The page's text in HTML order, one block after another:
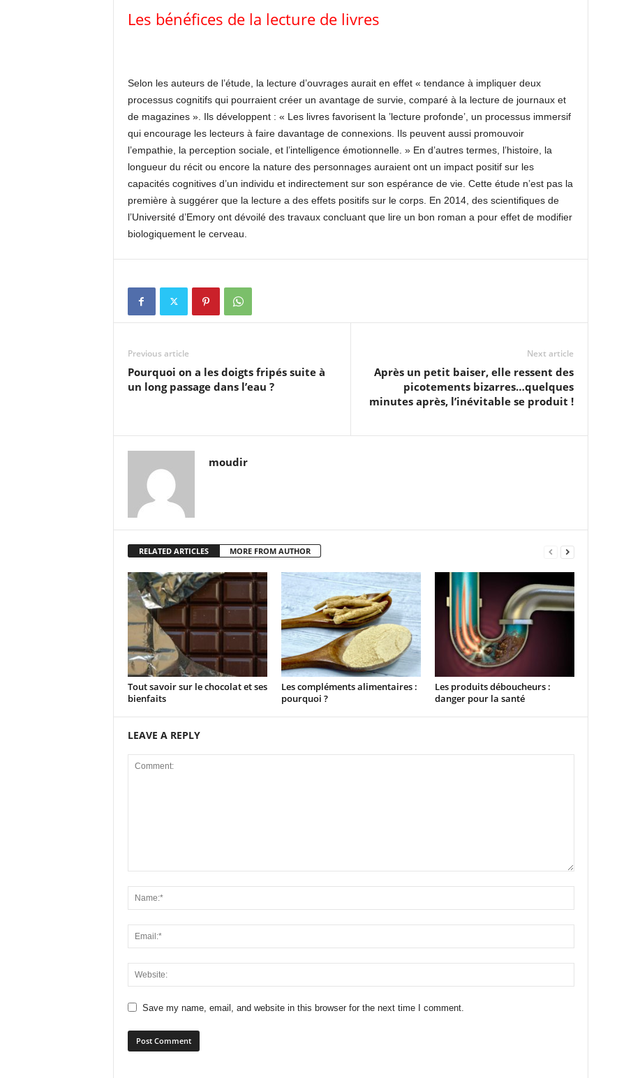
Les bénéfices de la lecture de livres
Selon les auteurs de l’étude, la lecture d’ouvrages aurait en effet « tendance à impliquer deux
processus cognitifs qui pourraient créer un avantage de survie, comparé à la lecture de journaux et
de magazines ». Ils développent : « Les livres favorisent la ’lecture profonde’, un processus immersif
qui encourage les lecteurs à faire davantage de connexions. Ils peuvent aussi promouvoir
l’empathie, la perception sociale, et l’intelligence émotionnelle. » En d’autres termes, l’histoire, la
longueur du récit ou encore la nature des personnages auraient ont un impact positif sur les
capacités cognitives d’un individu et indirectement sur son espérance de vie. Cette étude n’est pas la
première à suggérer que la lecture a des effets positifs sur le corps. En 2014, des scientifiques de
l’Université d’Emory ont dévoilé des travaux concluant que lire un bon roman a pour effet de modifier
biologiquement le cerveau.
Previous article
Pourquoi on a les doigts fripés suite à
un long passage dans l’eau ?
Next article
Après un petit baiser, elle ressent des
picotements bizarres…quelques
minutes après, l’inévitable se produit !
moudir
RELATED ARTICLES MORE FROM AUTHOR
Tout savoir sur le chocolat et ses
bienfaits
Les compléments alimentaires :
pourquoi ?
Les produits déboucheurs :
danger pour la santé
LEAVE A REPLY
Save my name, email, and website in this browser for the next time I comment.